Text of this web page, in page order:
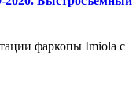
фаркопы Imiola с